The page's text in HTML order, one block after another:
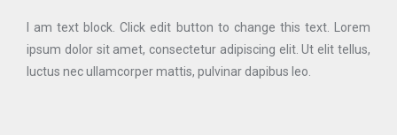
I am text block. Click edit button to change this text. Lorem
ipsum dolor sit amet, consectetur adipiscing elit. Ut elit tellus,
luctus nec ullamcorper mattis, pulvinar dapibus leo.